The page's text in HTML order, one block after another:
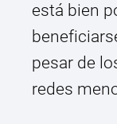
está bien
pesar de
redes